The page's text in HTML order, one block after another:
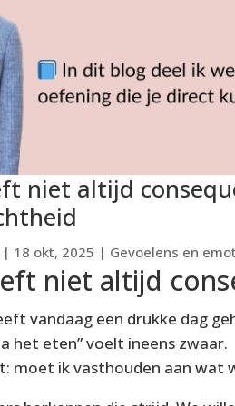
niet altijd
| 18 okt, 2025 | Gevoelens en
niet altijd
vandaag een drukke dag
het eten” voelt ineens zwaar.
moet ik vasthouden aan wat